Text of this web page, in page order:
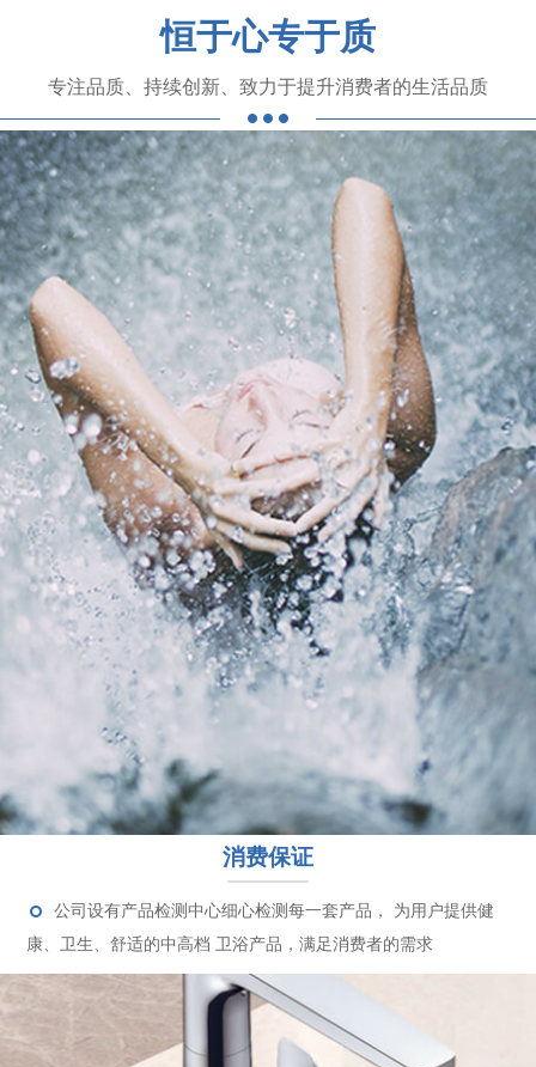
恒于心专于质
专注品质、持续创新、致力于提升消费者的生活品质
消费保证
公司设有产品检测中心细心检测每一套产品， 为用户提供健
康、卫生、舒适的中高档 卫浴产品，满足消费者的需求